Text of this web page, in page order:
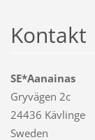
Kontakt
SE*Aanainas
Gryvägen 2c
24436 Kävlinge
Sweden